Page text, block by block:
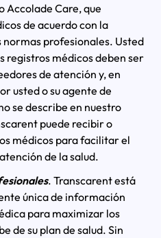
Accolade Care, que
de acuerdo con la
normas profesionales. Usted
registros médicos deben ser
de atención y, en
usted o su agente de
se describe en nuestro
puede recibir o
médicos para facilitar el
de la salud.
. Transcarent está
única de información
para maximizar los
de su plan de salud. Sin